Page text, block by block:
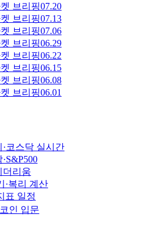
브리핑07.20
브리핑07.13
브리핑07.06
브리핑06.29
브리핑06.22
브리핑06.15
브리핑06.08
브리핑06.01
·코스닥 실시간
더리움
·복리 계산
표 일정
인 입문